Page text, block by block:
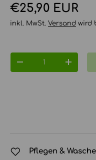
Normaler Preis
€25,90 EUR
inkl. MwSt. Versand wird
MENGE VERRINGERN
MENGE
Pflegen &